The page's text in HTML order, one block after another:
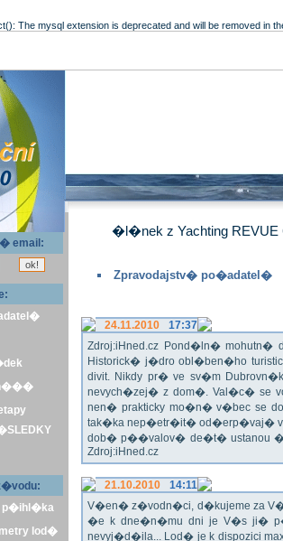
The mysql extension is deprecated and will be removed in
email:
p�ihl�ka
lod�
�l�nek z Yachting REVUE
Zpravodajstv� po�adatel�
24.11.2010
17:37
Zdroj:iHned.cz Pond�ln�
Historick� j�dro obl�ben�ho
divit. Nikdy pr� ve sv�m
nevych�zej� z dom�. Val�c� se
nen� prakticky mo�n� v�bec se
tak�ka nep�etr�it� od�erp�vaj�
dob� p��valov� de�t� ustanou
Zdroj:iHned.cz
21.10.2010
14:11
V�en� z�vodn�ci, d�kujeme za V�
�e k dne�n�mu dni je V�s ji�
nevyj�d�ila... Lod� je k dispozici